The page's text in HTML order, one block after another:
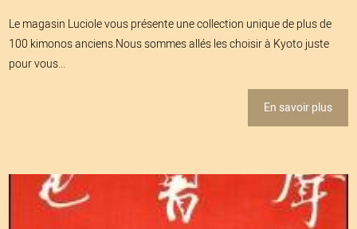
Le magasin Luciole vous présente une collection unique de plus de
100 kimonos anciens.Nous sommes allés les choisir à Kyoto juste
pour vous...
En savoir plus